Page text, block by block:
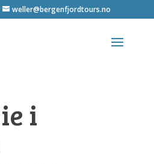
weller@bergenfjordtours.no
i